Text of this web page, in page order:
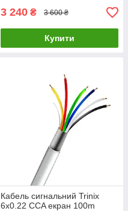
3 240 ₴ 3 600 ₴
Купити
Кабель сигнальний Trinix
6х0.22 ССA екран 100m